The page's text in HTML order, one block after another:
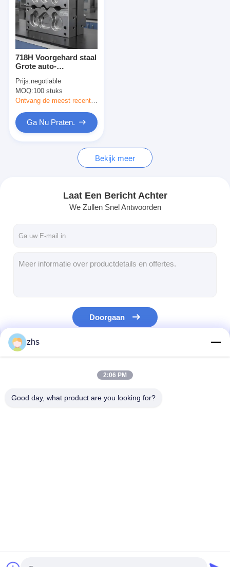
De Dienst van het matrijzenafgietsel
718H Voorgehard staal
Grote auto-
500000 schoten
levensduur garantie
Prijs:negotiable
MOQ:100 stuks
Ontvang de meest recente Prijs
Ga Nu Praten.
Bekijk meer
Laat Een Bericht Achter
We Zullen Snel Antwoorden
Doorgaan
Onze Categorieën
zhs
2:06 PM
Good day, what product are you looking for?